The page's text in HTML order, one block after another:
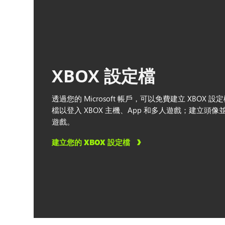
哥倫比亞
哥斯大黎加
XBOX 設定檔
透過您的 Microsoft 帳戶，可以免費建立 XBOX 設
檔以登入 XBOX 主機、App 和多人遊戲；建立頭像
遊戲。
建立您的 XBOX 設定檔